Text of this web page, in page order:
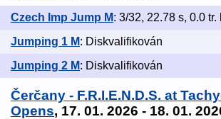
Czech Imp Jump M: 3/32, 22.78 s, 0.0 tr.
Jumping 1 M: Diskvalifikován
Jumping 2 M: Diskvalifikován
Čerčany - F.R.I.E.N.D.S. at
Opens, 17. 01. 2026 - 18. 01.